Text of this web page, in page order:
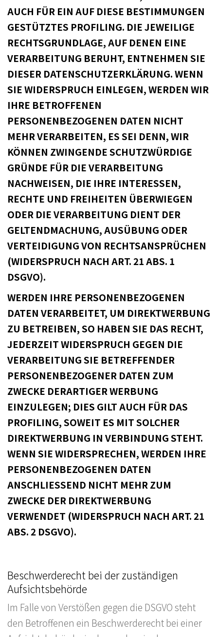
AUCH FÜR EIN AUF DIESE BESTIMMUNGEN
GESTÜTZTES PROFILING. DIE JEWEILIGE
RECHTSGRUNDLAGE, AUF DENEN EINE
VERARBEITUNG BERUHT, ENTNEHMEN SIE
DIESER DATENSCHUTZERKLÄRUNG. WENN
SIE WIDERSPRUCH EINLEGEN, WERDEN WIR
IHRE BETROFFENEN
PERSONENBEZOGENEN DATEN NICHT
MEHR VERARBEITEN, ES SEI DENN, WIR
KÖNNEN ZWINGENDE SCHUTZWÜRDIGE
GRÜNDE FÜR DIE VERARBEITUNG
NACHWEISEN, DIE IHRE INTERESSEN,
RECHTE UND FREIHEITEN ÜBERWIEGEN
ODER DIE VERARBEITUNG DIENT DER
GELTENDMACHUNG, AUSÜBUNG ODER
VERTEIDIGUNG VON RECHTSANSPRÜCHEN
(WIDERSPRUCH NACH ART. 21 ABS. 1
DSGVO).
WERDEN IHRE PERSONENBEZOGENEN
DATEN VERARBEITET, UM DIREKTWERBUNG
ZU BETREIBEN, SO HABEN SIE DAS RECHT,
JEDERZEIT WIDERSPRUCH GEGEN DIE
VERARBEITUNG SIE BETREFFENDER
PERSONENBEZOGENER DATEN ZUM
ZWECKE DERARTIGER WERBUNG
EINZULEGEN; DIES GILT AUCH FÜR DAS
PROFILING, SOWEIT ES MIT SOLCHER
DIREKTWERBUNG IN VERBINDUNG STEHT.
WENN SIE WIDERSPRECHEN, WERDEN IHRE
PERSONENBEZOGENEN DATEN
ANSCHLIESSEND NICHT MEHR ZUM
ZWECKE DER DIREKTWERBUNG
VERWENDET (WIDERSPRUCH NACH ART. 21
ABS. 2 DSGVO).
Beschwerderecht bei der zuständigen
Aufsichtsbehörde
Im Falle von Verstößen gegen die DSGVO steht
den Betroffenen ein Beschwerderecht bei einer